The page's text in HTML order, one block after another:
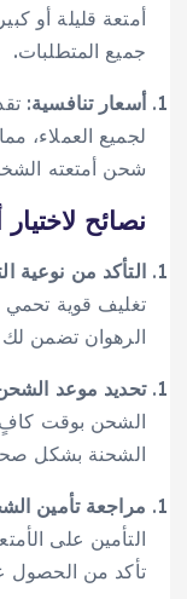
أمتعة قليلة أو
جميع المتطلبات.
أسعار تنافسية:
لجميع العملاء،
شحن أمتعته
نصائح
التأكد من نوعية
تغليف قوية تحمي
الرهوان تضمن لك
تحديد موعد
الشحن بوقت كافٍ
الشحنة بشكل
مراجعة تأمين
التأمين على
تأكد من الحصول